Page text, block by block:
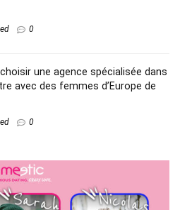
0
une agence spécialisée dans
avec des femmes d’Europe de
0